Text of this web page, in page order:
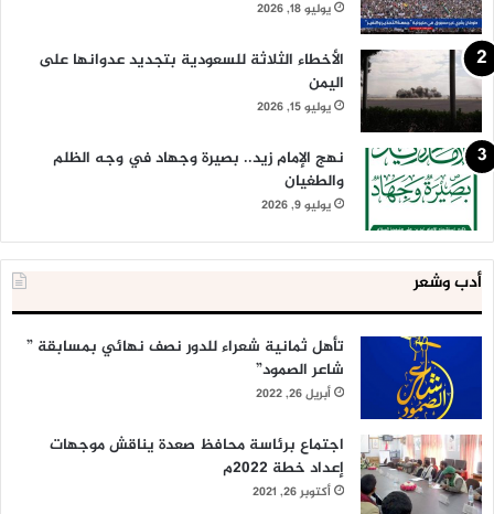
يوليو 18, 2026
الأخطاء الثلاثة للسعودية بتجديد عدوانها على
اليمن
يوليو 15, 2026
نهج الإمام زيد.. بصيرة وجهاد في وجه الظلم
والطغيان
يوليو 9, 2026
أدب وشعر
تأهل ثمانية شعراء للدور نصف نهائي بمسابقة ”
شاعر الصمود”
أبريل 26, 2022
اجتماع برئاسة محافظ صعدة يناقش موجهات
إعداد خطة 2022م
أكتوبر 26, 2021